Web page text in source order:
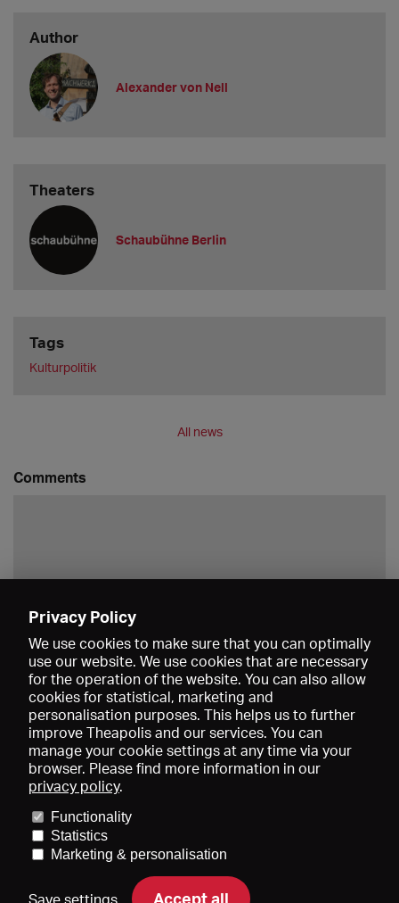
Author
Alexander von Nell
Theaters
Schaubühne Berlin
Tags
Kulturpolitik
All news
Comments
About us
Imprint
Privacy Policy
We use cookies to make sure that you can optimally
use our website. We use cookies that are necessary
for the operation of the website. You can also allow
cookies for statistical, marketing and
personalisation purposes. This helps us to further
improve Theapolis and our services. You can
manage your cookie settings at any time via your
browser. Please find more information in our
privacy policy.
Functionality
Statistics
Marketing & personalisation
Save settings Accept all